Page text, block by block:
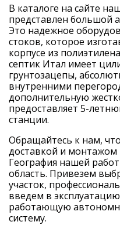
В каталоге на сайте
представлен большой
Это надежное
стоков, которое
корпусе из
септик Итал имеет
грунтозацепы,
внутренними
дополнительную
предоставляет 5-
станции.
Обращайтесь к нам,
доставкой и монтажом
География нашей
область. Привезем
участок,
введем в
работающую
систему.